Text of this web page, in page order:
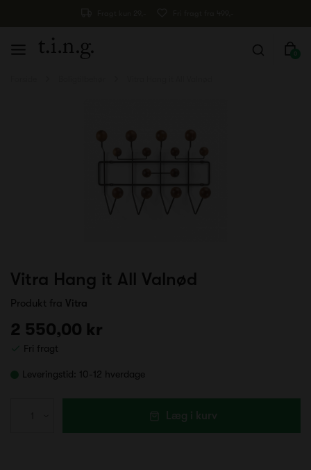
0
Vitra Hang it All Valnød
Produkt fra Vitra
2 550,00 kr
Fri fragt
Leveringstid: 10-12 hverdage
Læg i kurv